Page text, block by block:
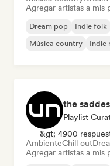
Agregar artistas a mis
Dream pop Indie folk
Música country
Indie
Playlist
&gt; 4900
AmbienteChill out
Agregar artistas a mis